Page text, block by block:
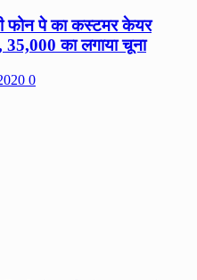
फोन पे का कस्टमर केयर
का लगाया चूना
0